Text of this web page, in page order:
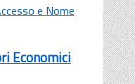
e Nome
Economici